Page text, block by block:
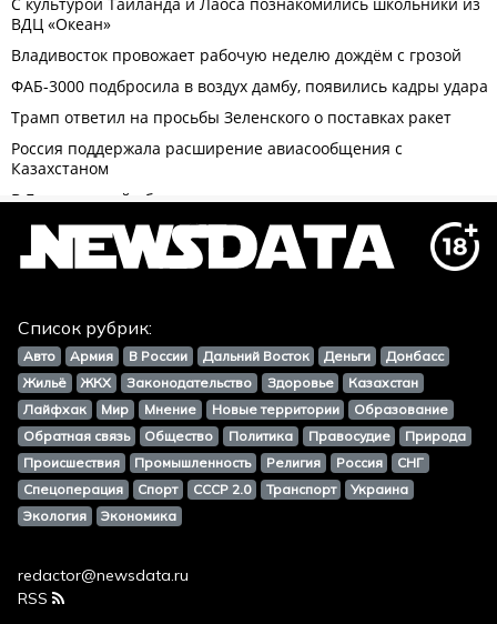
Список рубрик:
Авто Армия В России Дальний Восток Деньги
Донбасс
Жильё
ЖКХ Законодательство Здоровье
Казахстан
Лайфхак
Мир Мнение Новые территории
Образование
Обратная связь
Общество Политика Правосудие
Природа
Происшествия
Промышленность Религия Россия
СНГ
Спецоперация
Спорт СССР 2.0 Транспорт
Украина
Экология
Экономика
redactor@newsdata.ru
RSS